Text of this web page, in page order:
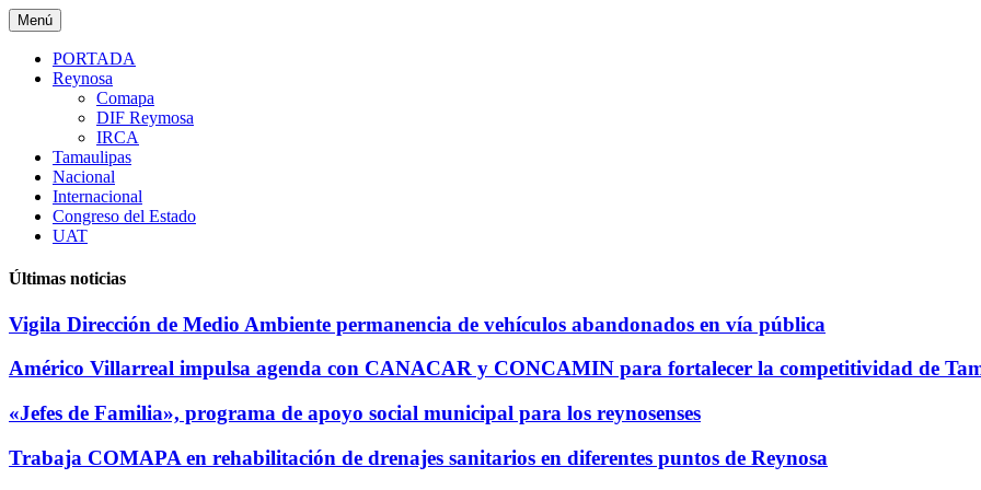
Saltar
al
contenido
Menú
PORTADA
Reynosa
Comapa
DIF Reymosa
IRCA
Tamaulipas
Nacional
Internacional
Congreso del Estado
UAT
Últimas noticias
Vigila Dirección de Medio Ambiente permanencia de vehículos abandonados en vía pública
Américo Villarreal impulsa agenda con CANACAR y CONCAMIN para fortalecer la competitividad de
«Jefes de Familia», programa de apoyo social municipal para los reynosenses
Trabaja COMAPA en rehabilitación de drenajes sanitarios en diferentes puntos de Reynosa